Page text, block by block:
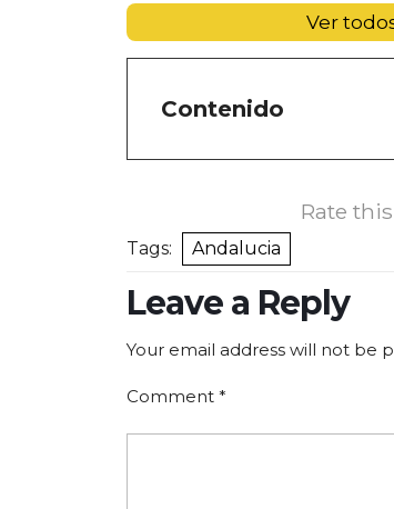
Ver
Contenido
Rate
Tags: Andalucia
Leave a Reply
Your email address will not be
Comment *